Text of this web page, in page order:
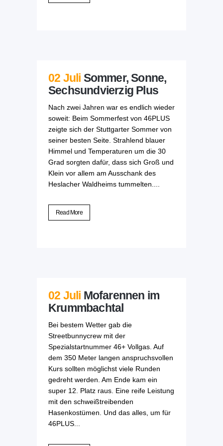
02 Juli Sommer, Sonne,
Sechsundvierzig Plus
Nach zwei Jahren war es endlich wieder
soweit: Beim Sommerfest von 46PLUS
zeigte sich der Stuttgarter Sommer von
seiner besten Seite. Strahlend blauer
Himmel und Temperaturen um die 30
Grad sorgten dafür, dass sich Groß und
Klein vor allem am Ausschank des
Heslacher Waldheims tummelten....
Read More
02 Juli Mofarennen im
Krummbachtal
Bei bestem Wetter gab die
Streetbunnycrew mit der
Spezialstartnummer 46+ Vollgas. Auf
dem 350 Meter langen anspruchsvollen
Kurs sollten möglichst viele Runden
gedreht werden. Am Ende kam ein
super 12. Platz raus. Eine reife Leistung
mit den schweißtreibenden
Hasenkostümen. Und das alles, um für
46PLUS...